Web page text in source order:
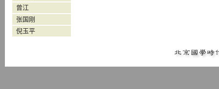
曾江
张国刚
倪玉平